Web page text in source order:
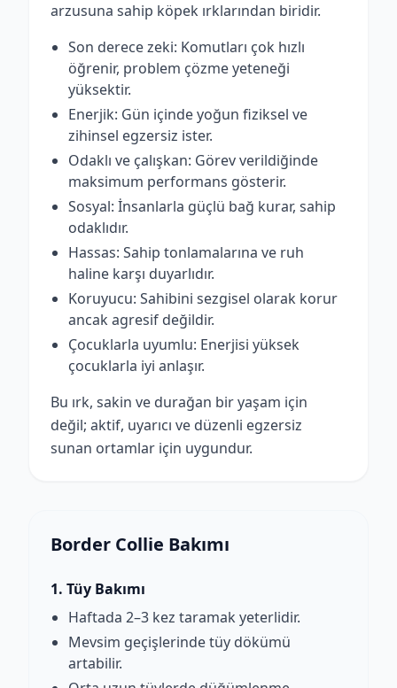
arzusuna sahip köpek ırklarından biridir.
Son derece zeki: Komutları çok hızlı
öğrenir, problem çözme yeteneği
yüksektir.
Enerjik: Gün içinde yoğun fiziksel ve
zihinsel egzersiz ister.
Odaklı ve çalışkan: Görev verildiğinde
maksimum performans gösterir.
Sosyal: İnsanlarla güçlü bağ kurar, sahip
odaklıdır.
Hassas: Sahip tonlamalarına ve ruh
haline karşı duyarlıdır.
Koruyucu: Sahibini sezgisel olarak korur
ancak agresif değildir.
Çocuklarla uyumlu: Enerjisi yüksek
çocuklarla iyi anlaşır.
Bu ırk, sakin ve durağan bir yaşam için
değil; aktif, uyarıcı ve düzenli egzersiz
sunan ortamlar için uygundur.
Border Collie Bakımı
1. Tüy Bakımı
Haftada 2–3 kez taramak yeterlidir.
Mevsim geçişlerinde tüy dökümü
artabilir.